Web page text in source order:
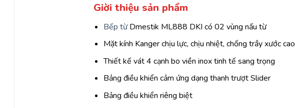
Giời thiệu sản phẩm
Bếp từDmestik ML888 DKI có 02 vùng nấu từ
Mặt kính Kanger chịu lực, chịu nhiệt, chống trầy xước cao
Thiết kế vát 4 cạnh bo viền inox tinh tế sang trọng
Bảng điều khiển cảm ứng dạng thanh trượt Slider
Bảng điều khiển riêng biệt